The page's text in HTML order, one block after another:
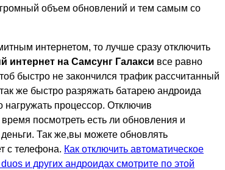
объем обновлений и тем самым со
интернетом, то лучше сразу отключить
интернет на Самсунг Галакси все равно
быстро не закончился трафик рассчитанный
же быстро разряжать батарею андроида
процессор. Отключив
посмотреть есть ли обновления и
Так же,вы можете обновлять
с телефона. Как отключить автоматическое
и других андроидах смотрите по этой